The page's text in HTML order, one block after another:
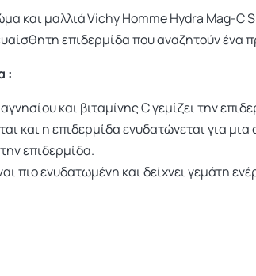
και μαλλιά Vichy Homme Hydra Mag-C
επιδερμίδα που αναζητούν ένα
:
και βιταμίνης C γεμίζει την
και η επιδερμίδα ενυδατώνεται για
επιδερμίδα.
πιο ενυδατωμένη και δείχνει γεμάτη